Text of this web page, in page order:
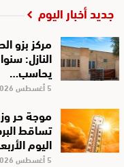
جديد أخبار اليوم
مركز بزو
النازل:
يحاسب…
5 أغسطس 2026
موجة حر
تساقط
اليوم
5 أغسطس 2026